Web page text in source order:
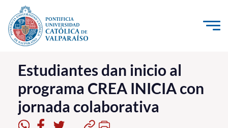
Click acá para ir directamente al contenido
La Universidad
Investigación, Creación e Innovación
PUCV Internacional
Vinculación con el Medio
Estudiantes dan inicio al
programa CREA INICIA con
jornada colaborativa